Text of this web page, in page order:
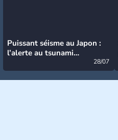
Puissant séisme au Japon :
l’alerte au tsunami
28/07